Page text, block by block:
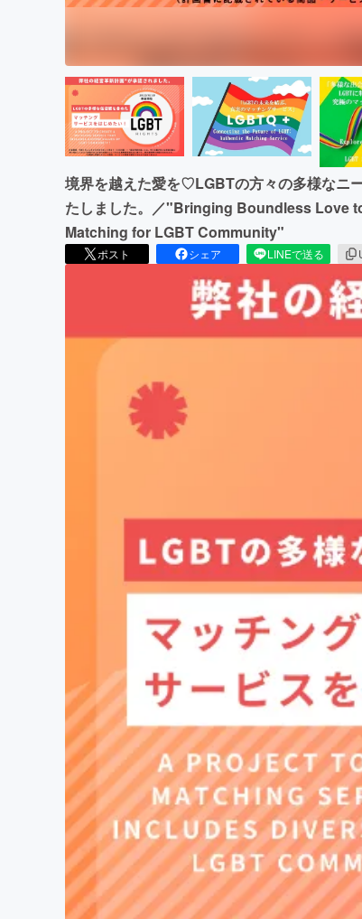
境界を越えた愛を♡LGBTの方々の多様なニ
たしました。／"Bringing Boundless
Matching for LGBT Community"
ポスト シェア LINEで送る